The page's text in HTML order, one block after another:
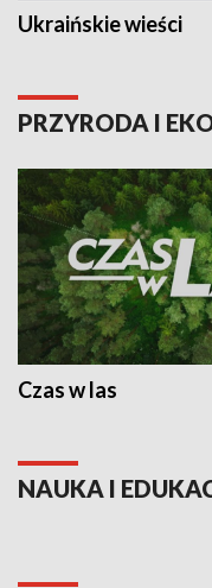
Ukraińskie wieści
PRZYRODA I
Czas w las
NAUKA I